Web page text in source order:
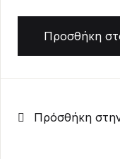
Προσθήκη
Πρόσθήκη